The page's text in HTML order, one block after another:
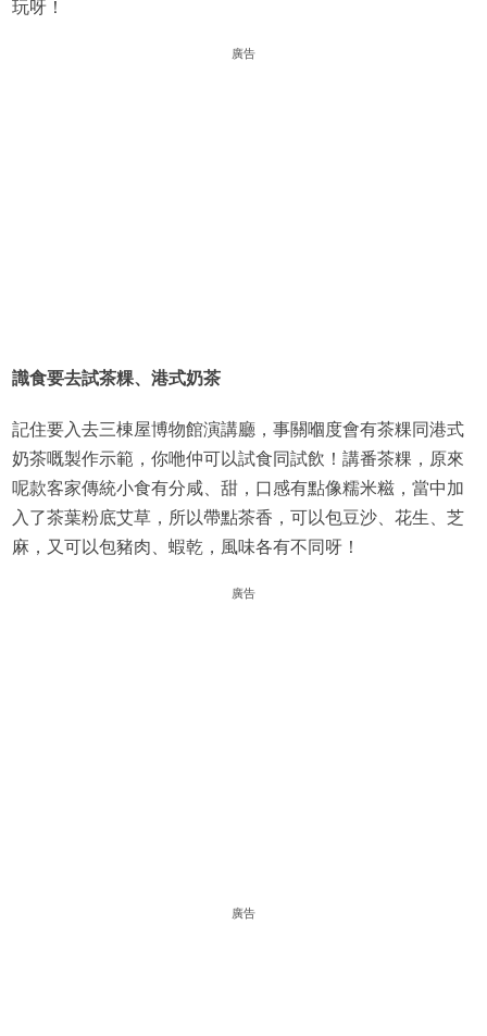
玩呀！
廣告
識食要去試茶粿、 港式奶茶
記住要入去三棟屋博物館演講廳，事關嗰度會有茶粿同港式
奶茶嘅製作示範，你咃仲可以試食同試飲！講番茶粿，原來
呢款客家傳統小食有分咸、甜，口感有點像糯米糍，當中加
入了茶葉粉底艾草，所以帶點茶香，可以包豆沙、花生、芝
麻，又可以包豬肉、蝦乾，風味各有不同呀！
廣告
廣告